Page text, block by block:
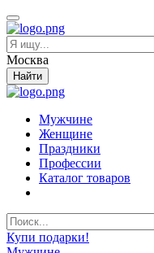
Москва
Найти
Мужчине
Женщине
Праздники
Профессии
Каталог товаров
Купи подарки!